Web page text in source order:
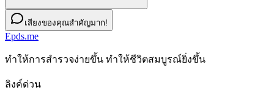
เสียงของคุณสำคัญมาก!
Epds.me
ทําให้การสํารวจง่ายขึ้น ทําให้ชีวิตสมบูรณ์ยิ่งขึ้น
ลิงค์ด่วน